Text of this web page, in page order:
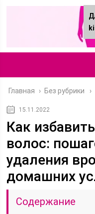
Главная › Без рубрики
15.11.2022
Как
волос:
удаления
домашних
Содержание